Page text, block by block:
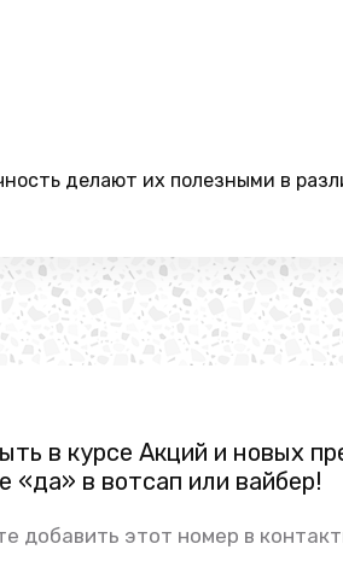
делают их полезными в
в курсе Акций и новых
«да» в вотсап или вайбер!
добавить этот номер в